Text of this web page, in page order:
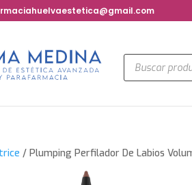
Búsqueda
de
productos
/ Plumping Perfilador De Labios